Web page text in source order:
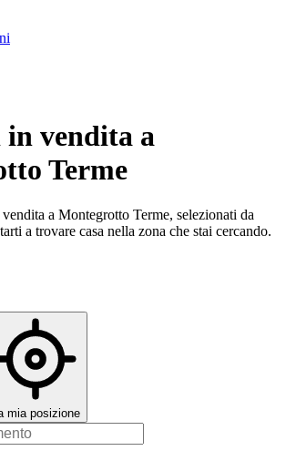
vendita a
Terme
a Montegrotto Terme, selezionati da
a trovare casa nella zona che stai cercando.
mia posizione